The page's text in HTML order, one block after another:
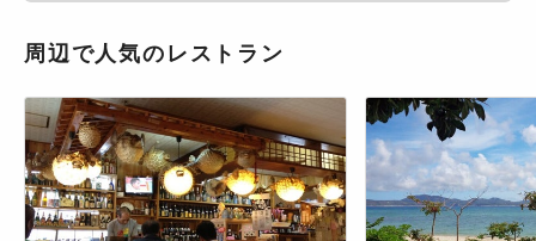
周辺で人気のレストラン